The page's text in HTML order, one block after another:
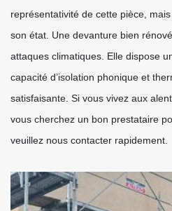
représentativité de cette pièce,
son état. Une devanture bien
attaques climatiques. Elle dispose
capacité d’isolation phonique et
satisfaisante. Si vous vivez aux
vous cherchez un bon prestataire
veuillez nous contacter rapidement.